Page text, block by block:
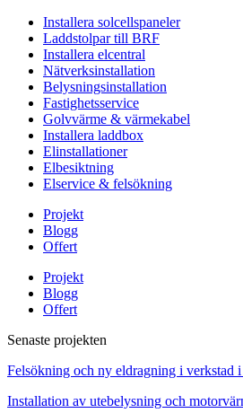
Installera solcellspaneler
Laddstolpar till BRF
Installera elcentral
Nätverksinstallation
Belysningsinstallation
Fastighetsservice
Golvvärme & värmekabel
Installera laddbox
Elinstallationer
Elbesiktning
Elservice & felsökning
Projekt
Blogg
Offert
Projekt
Blogg
Offert
Senaste projekten
Felsökning och ny eldragning i verkstad
Installation av utebelysning och